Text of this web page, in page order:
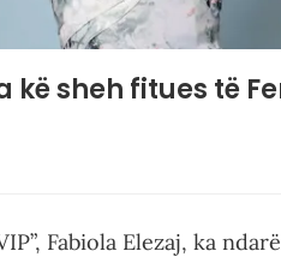
kë sheh fitues të
Fabiola Elezaj, ka